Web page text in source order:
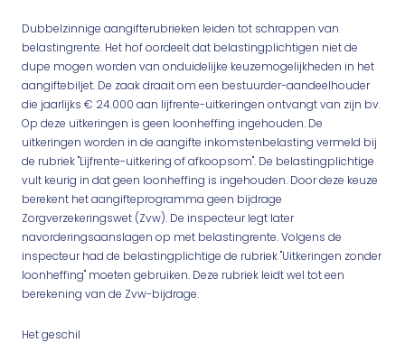
Dubbelzinnige aangifterubrieken leiden tot schrappen van
belastingrente. Het hof oordeelt dat belastingplichtigen niet de
dupe mogen worden van onduidelijke keuzemogelijkheden in het
aangiftebiljet. De zaak draait om een bestuurder-aandeelhouder
die jaarlijks € 24.000 aan lijfrente-uitkeringen ontvangt van zijn bv.
Op deze uitkeringen is geen loonheffing ingehouden. De
uitkeringen worden in de aangifte inkomstenbelasting vermeld bij
de rubriek "Lijfrente-uitkering of afkoopsom". De belastingplichtige
vult keurig in dat geen loonheffing is ingehouden. Door deze keuze
berekent het aangifteprogramma geen bijdrage
Zorgverzekeringswet (Zvw). De inspecteur legt later
navorderingsaanslagen op met belastingrente. Volgens de
inspecteur had de belastingplichtige de rubriek "Uitkeringen zonder
loonheffing" moeten gebruiken. Deze rubriek leidt wel tot een
berekening van de Zvw-bijdrage.
Het geschil